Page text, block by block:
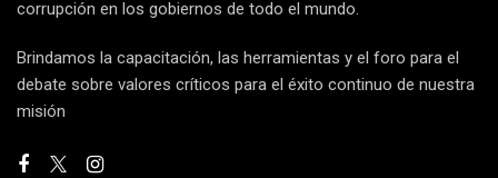
corrupción en los gobiernos de todo el mundo.
Brindamos la capacitación, las herramientas y el foro para el
debate sobre valores críticos para el éxito continuo de nuestra
misión